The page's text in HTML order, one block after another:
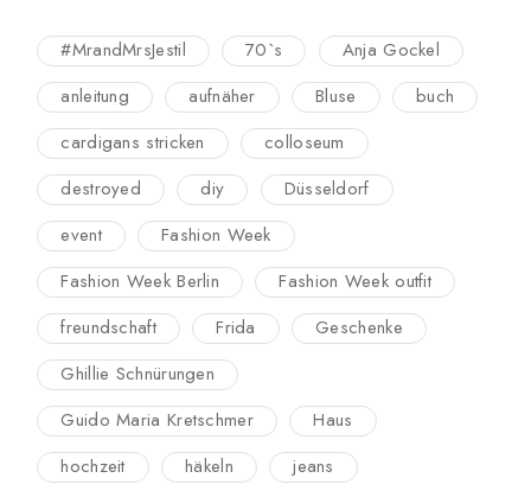
#MrandMrsJestil 70`s
Anja Gockel
anleitung
aufnäher Bluse
buch
cardigans stricken
colloseum
destroyed
diy
Düsseldorf
event
Fashion Week
Fashion Week Berlin
Fashion Week outfit
freundschaft
Frida
Geschenke
Ghillie Schnürungen
Guido Maria Kretschmer
Haus
hochzeit
häkeln
jeans